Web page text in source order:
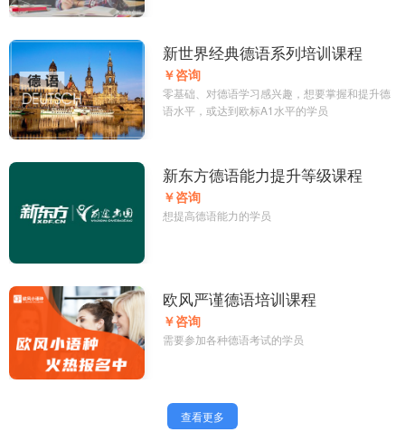
新世界经典德语系列培训课程
￥咨询
零基础、对德语学习感兴趣，想要掌握和提升德
语水平，或达到欧标A1水平的学员
新东方德语能力提升等级课程
￥咨询
想提高德语能力的学员
欧风严谨德语培训课程
￥咨询
需要参加各种德语考试的学员
查看更多